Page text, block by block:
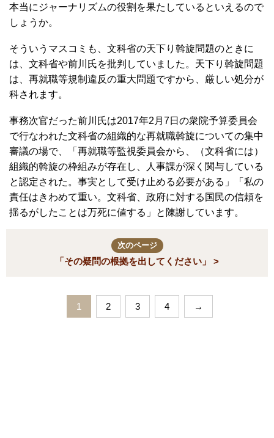
本当にジャーナリズムの役割を果たしているといえるので
しょうか。
そういうマスコミも、文科省の天下り斡旋問題のときに
は、文科省や前川氏を批判していました。天下り斡旋問題
は、再就職等規制違反の重大問題ですから、厳しい処分が
科されます。
事務次官だった前川氏は2017年2月7日の衆院予算委員会
で行なわれた文科省の組織的な再就職斡旋についての集中
審議の場で、「再就職等監視委員会から、（文科省には）
組織的斡旋の枠組みが存在し、人事課が深く関与している
と認定された。事実として受け止める必要がある」「私の
責任はきわめて重い。文科省、政府に対する国民の信頼を
揺るがしたことは万死に値する」と陳謝しています。
次のページ
「その疑問の根拠を出してください」 >
1 2 3 4 →